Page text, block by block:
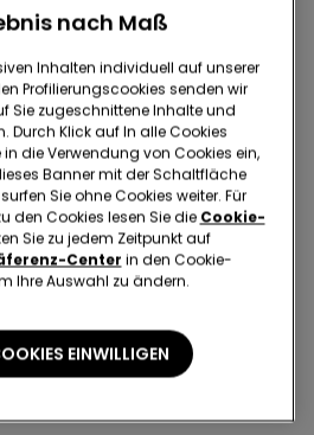
Regulärer Preis: € 27,99
nach Maß
Inhalten individuell auf unserer
Profilierungscookies senden wir
Sie zugeschnittene Inhalte und
Durch Klick auf In alle Cookies
in die Verwendung von Cookies ein,
Banner mit der Schaltfläche
Sie ohne Cookies weiter. Für
den Cookies lesen Sie die Cookie-
Sie zu jedem Zeitpunkt auf
Center in den Cookie-
Ihre Auswahl zu ändern.
EINWILLIGEN